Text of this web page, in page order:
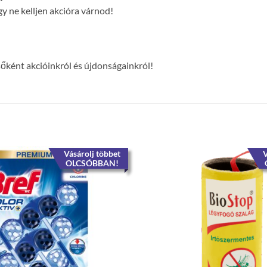
ne kelljen akcióra várnod!
akcióinkról és újdonságainkról!
Vásárolj többet
OLCSÓBBAN!